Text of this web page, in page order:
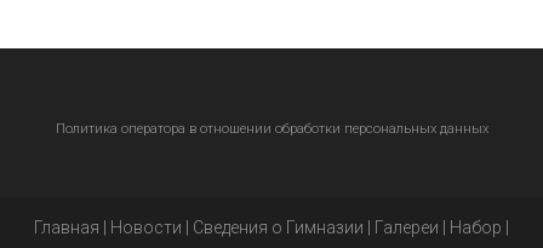
Политика оператора в отношении обработки персональных данных
Главная Новости Сведения о Гимназии Галереи Набор